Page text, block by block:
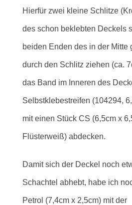
Hierfür zwei kleine Schlitze
des schon beklebten Deckels
beiden Enden des in der Mitte
durch den Schlitz ziehen (ca.
das Band im Inneren des
Selbstklebestreifen (104294,
mit einen Stück CS (6,5cm x
Flüsterweiß) abdecken.
Damit sich der Deckel noch
Schachtel abhebt, habe ich
Petrol (7,4cm x 2,5cm) mit der